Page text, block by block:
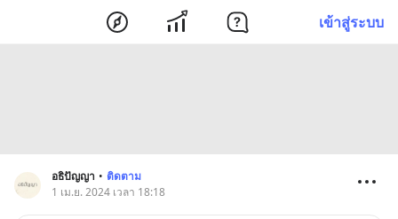
เข้าสู่ระบบ
อธิปัญญา • ติดตาม
1 เม.ย. 2024 เวลา 18:18